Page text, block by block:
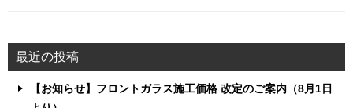
最近の投稿
【お知らせ】フロントガラス施工価格 改定のご案内（8月1日